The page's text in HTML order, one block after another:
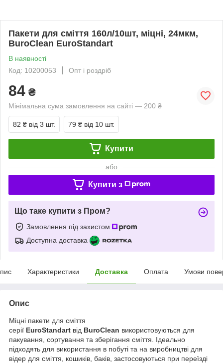
Пакети для сміття 160л/10шт, міцні, 24мкм,
BuroClean EuroStandart
В наявності
Код: 10200053
Опт і роздріб
84 ₴
Мінімальна сума замовлення на сайті — 200 ₴
82 ₴ від 3 шт. 79 ₴ від 10 шт.
Купити
або
Купити з
Що таке купити з Пром?
Замовлення під захистом
Доступна доставка
Характеристики Доставка Оплата Умови
Опис
Міцні пакети для сміття
серії EuroStandart від BuroClean використовуються для
пакування, сортування та зберігання сміття. Ідеально
підходять для використання в побуті та на виробництві для
відер для сміття, кошиків, баків, застосовуються при переїзді